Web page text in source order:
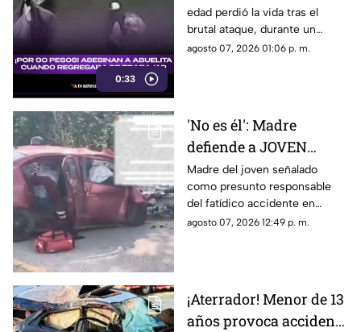
0:33
regresaba de trabajar
(+VIDEO)
edad perdió la vida tras el
brutal ataque, durante un
asalto, cuando regresaba de
agosto 07, 2026 01:06 p. m.
'No es él': Madre
defiende a JOVEN
señalado como
presunto responsable
del accidente donde
MURIÓ pareja y bebé en
Madre del joven señalado
como presunto responsable
del fatídico accidente en
Campeche, rompe el silencio
agosto 07, 2026 12:49 p. m.
¡Aterrador! Menor de 13
años provoca accidente